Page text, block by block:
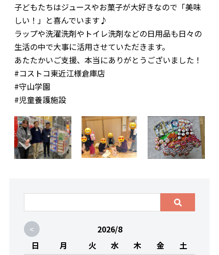
お問合わせ
子どもたちはジュースやお菓子が大好きなので「美味
しい！」と喜んでいます♪
ラップや洗濯洗剤やトイレ洗剤などの日用品も日々の
生活の中で大事に活用させていただきます。
あたたかいご支援、本当にありがとうございました！
#コストコ東近江様倉庫店
#守山学園
#児童養護施設
<
2026/8
日
月 火 水 木 金
土